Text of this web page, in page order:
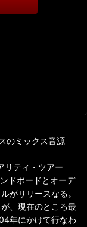
のミックス音源
リティ・ツアー
ドボードとオーデ
がリリースなる。
、現在のところ最
年にかけて行なわ